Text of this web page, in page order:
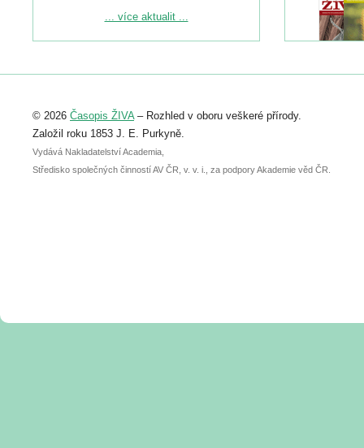
Podrobnější informace ke konferenci
Registrovat se můžete do 6. září.
abstraktu přihlášené přednášky nebo
posteru je už 30. června.
... více aktualit ...
© 2026 Časopis ŽIVA– Rozhled v oboru veškeré přírody.
Založil roku 1853 J. E. Purkyně.
Vydává Nakladatelství Academia,
Středisko společných činností AV ČR, v. v. i., za podpory Akademie věd ČR.